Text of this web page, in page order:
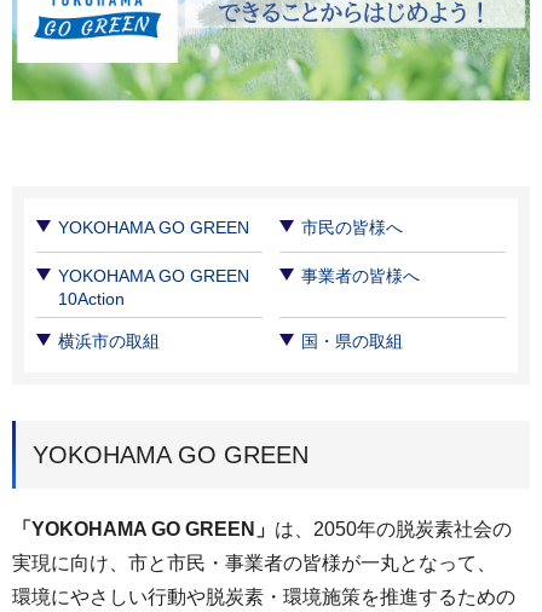
YOKOHAMA GO GREEN 市民の皆様へ
YOKOHAMA GO GREEN
10Action
事業者の皆様へ
横浜市の取組 国・県の取組
YOKOHAMA GO GREEN
「YOKOHAMA GO GREEN」 は、2050年の脱炭素社会の
実現に向け、市と市民・事業者の皆様が一丸となって、
環境にやさしい行動や脱炭素・環境施策を推進するための